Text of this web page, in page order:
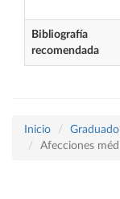
Bibliografía
recomendada
Inicio
Afecciones